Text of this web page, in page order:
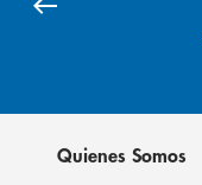
Quienes Somos